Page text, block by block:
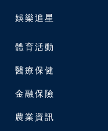
娛樂追星
體育活動
醫療保健
金融保險
農業資訊